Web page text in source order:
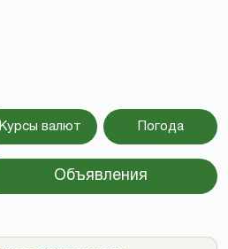
Курсы валют Погода
Объявления